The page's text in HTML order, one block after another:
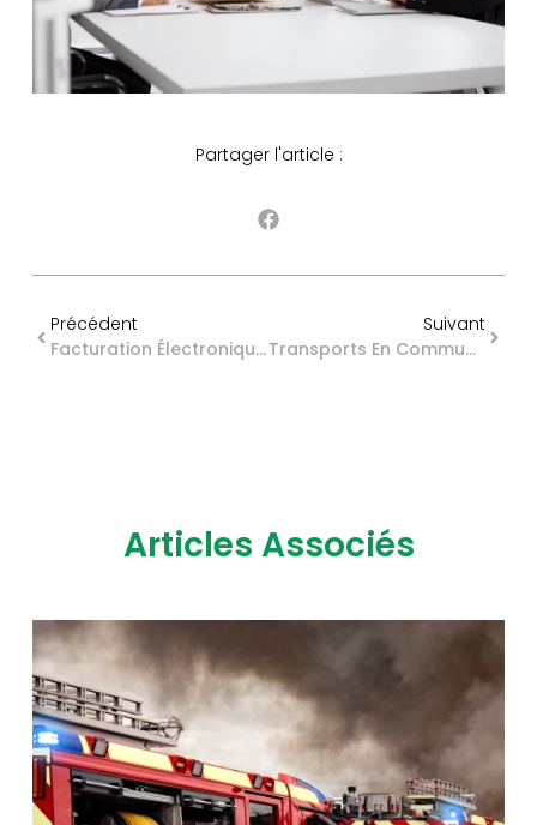
Partager l'article :
Précédent
Facturation Électronique Et Associations : Toutes Concernées ?
Suivant
Transports En Commun : Des Caméras Au Service De La Sécurité Collective
Articles Associés